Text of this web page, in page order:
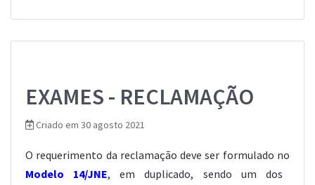
EXAMES - RECLAMAÇÃO
Criado em 30 agosto 2021
O requerimento da reclamação deve ser formulado no
Modelo 14/JNE, em duplicado, sendo um dos